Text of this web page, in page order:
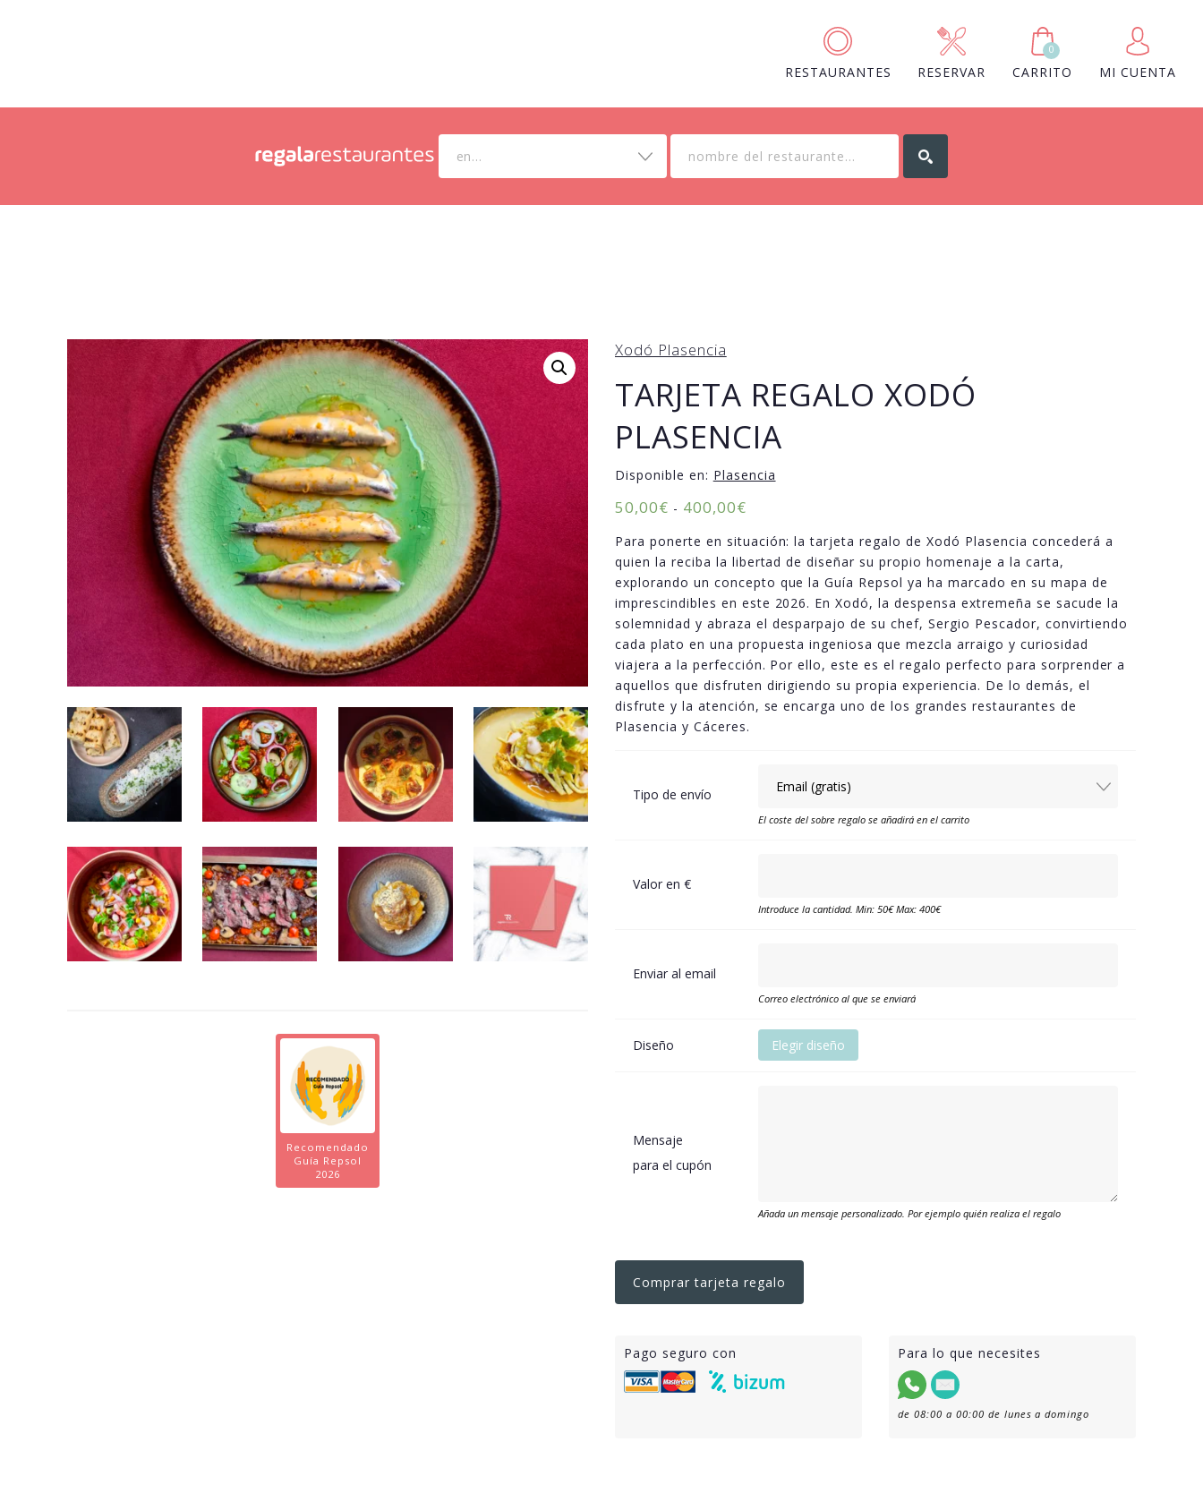
RESTAURANTES RESERVAR
0
CARRITO MI CUENTA
en...
Recomendado
Guía Repsol
2026
Xodó Plasencia
TARJETA REGALO XODÓ
PLASENCIA
Disponible en: Plasencia
50,00€ - 400,00€
Para ponerte en situación: la tarjeta regalo de Xodó Plasencia concederá a
quien la reciba la libertad de diseñar su propio homenaje a la carta,
explorando un concepto que la Guía Repsol ya ha marcado en su mapa de
imprescindibles en este 2026. En Xodó, la despensa extremeña se sacude la
solemnidad y abraza el desparpajo de su chef, Sergio Pescador, convirtiendo
cada plato en una propuesta ingeniosa que mezcla arraigo y curiosidad
viajera a la perfección. Por ello, este es el regalo perfecto para sorprender a
aquellos que disfruten dirigiendo su propia experiencia. De lo demás, el
disfrute y la atención, se encarga uno de los grandes restaurantes de
Plasencia y Cáceres.
Tipo de envío
El coste del sobre regalo se añadirá en el carrito
Valor en €
Introduce la cantidad. Min: 50€ Max: 400€
Enviar al email
Correo electrónico al que se enviará
Diseño Elegir diseño
Mensaje
para el cupón
Añada un mensaje personalizado. Por ejemplo quién realiza el regalo
Comprar tarjeta regalo
Pago seguro con Para lo que necesites
de 08:00 a 00:00 de lunes a domingo